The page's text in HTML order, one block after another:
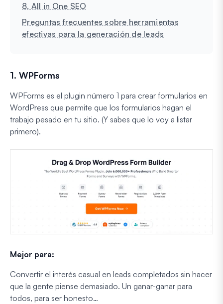
8. All in One SEO
Preguntas frecuentes sobre herramientas
efectivas para la generación de leads
1. WPForms
WPForms es el plugin número 1 para crear formularios en
WordPress que permite que los formularios hagan el
trabajo pesado en tu sitio. (Y sabes que lo voy a listar
primero).
Mejor para:
Convertir el interés casual en leads completados sin hacer
que la gente piense demasiado. Un ganar-ganar para
todos, para ser honesto…